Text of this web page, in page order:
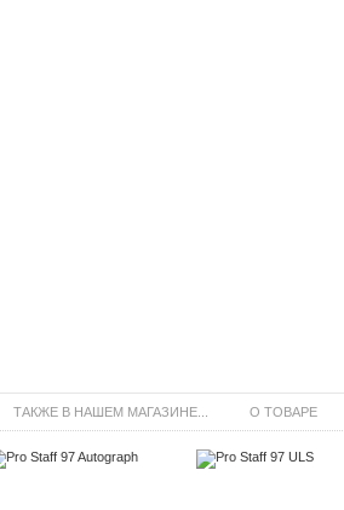
ТАКЖЕ В НАШЕМ МАГАЗИНЕ... О ТОВАРЕ